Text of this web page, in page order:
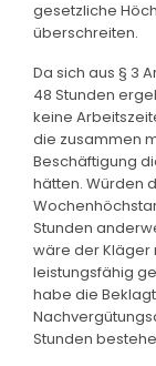
gesetzliche
überschreiten.
Da sich aus § 3
48 Stunden
keine
die zusammen
Beschäftigung
hätten. Würden
Stunden
wäre der Kläger
leistungsfähig
habe die
Stunden